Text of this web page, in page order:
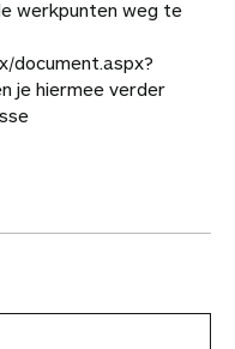
werkpunten weg te
document.aspx?
je hiermee verder